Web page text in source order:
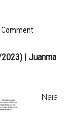
Comment
| Juanma
Naia